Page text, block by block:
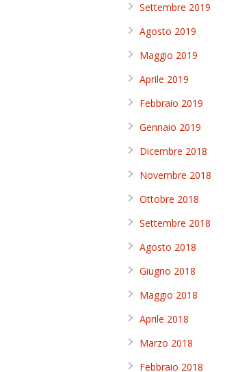
Settembre 2019
Agosto 2019
Maggio 2019
Aprile 2019
Febbraio 2019
Gennaio 2019
Dicembre 2018
Novembre 2018
Ottobre 2018
Settembre 2018
Agosto 2018
Giugno 2018
Maggio 2018
Aprile 2018
Marzo 2018
Febbraio 2018